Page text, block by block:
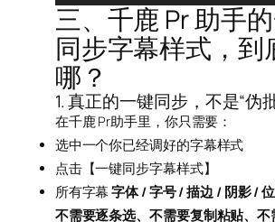
三、千鹿 Pr 助手
同步字幕样式，到
哪？
1. 真正的一键同步，不是“伪
在千鹿 Pr助手里，你只需要：
选中一个你已经调好的字幕样式
点击【一键同步字幕样式】
所有字幕字体 / 字号 / 描边 / 阴影 /
不需要逐条选、不需要复制粘贴、不